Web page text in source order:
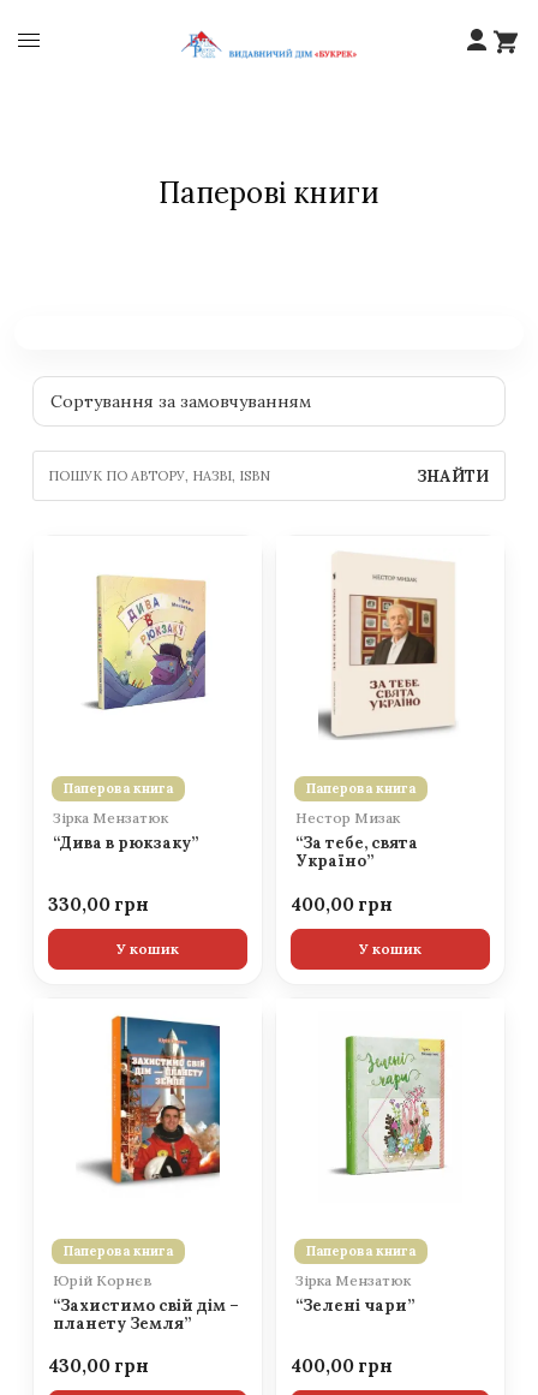
Паперові книги
ЗНАЙТИ
Паперова книга
Зірка Мензатюк
“Дива в рюкзаку”
330,00
У кошик
Паперова книга
Нестор Мизак
“За тебе, свята
Україно”
400,00
У кошик
Паперова книга
Юрій Корнєв
“Захистимо свій дім –
планету Земля”
430,00
Паперова книга
Зірка Мензатюк
“Зелені чари”
400,00